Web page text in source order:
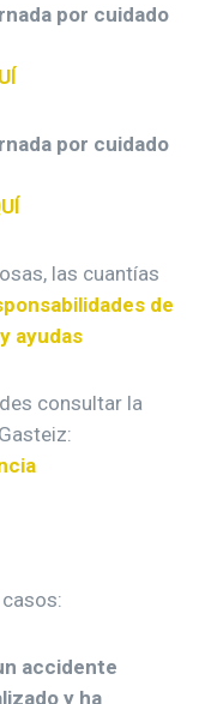
por cuidado
por cuidado
las cuantías
de
ayudas
consultar la
accidente
y ha